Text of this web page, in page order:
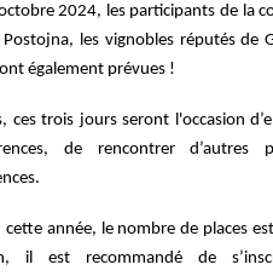
2024, les participants de la
les vignobles réputés de
également prévues !
ces trois jours seront l'occasion
de rencontrer d’autres
année, le nombre de places
il est recommandé de